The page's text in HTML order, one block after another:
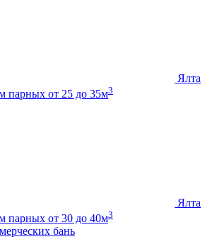
Ялта
парных от 25 до 35м3
Ялта
парных от 30 до 40м3
бань